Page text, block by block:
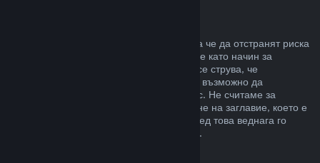
Възстановявания са предназначени, така че да отстранят риска
от закупуването на заглавия в Steam, а не като начин за
придобиване на безплатни игри. Ако ни се струва, че
злоупотребявате с възстановяванията, е възможно да
преустановим тяхното предлагане за Вас. Не считаме за
злоупотреба, ако изискате възстановяване на заглавие, което е
закупено точно преди разпродажба, а след това веднага го
закупите повторно при намалената цена.